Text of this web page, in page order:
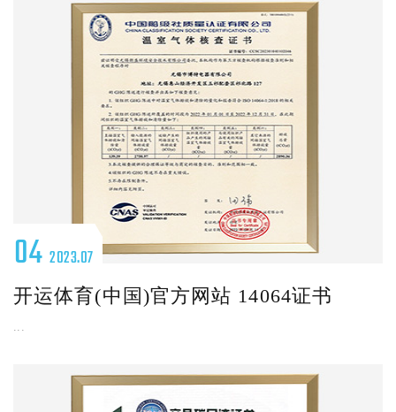
04 2023.07
开运体育(中国)官方网站 14064证书
...